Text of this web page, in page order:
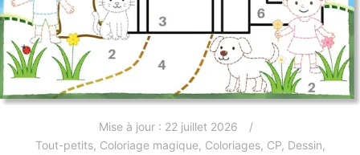
Mise à jour : 22 juillet 2026
Tout-petits, Coloriage magique, Coloriages, CP, Dessin,